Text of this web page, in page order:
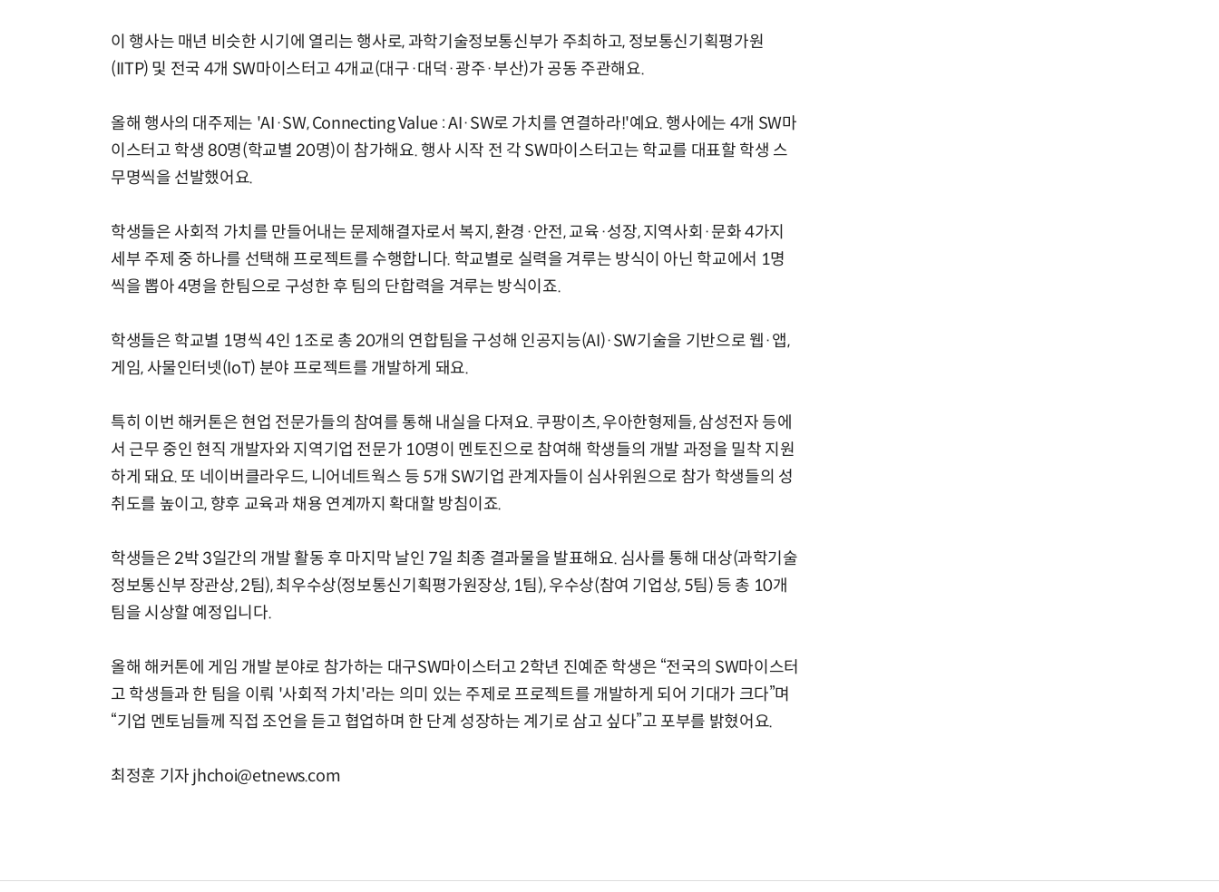
이 행사는 매년 비슷한 시기에 열리는 행사로, 과학기술정보통신부가 주최하고, 정보통신기획평가원
(IITP) 및 전국 4개 SW마이스터고 4개교(대구·대덕·광주·부산)가 공동 주관해요.
올해 행사의 대주제는 'AI·SW, Connecting Value : AI·SW로 가치를 연결하라!'예요. 행사에는 4개 SW마
이스터고 학생 80명(학교별 20명)이 참가해요. 행사 시작 전 각 SW마이스터고는 학교를 대표할 학생 스
무명씩을 선발했어요.
학생들은 사회적 가치를 만들어내는 문제해결자로서 복지, 환경·안전, 교육·성장, 지역사회·문화 4가지
세부 주제 중 하나를 선택해 프로젝트를 수행합니다. 학교별로 실력을 겨루는 방식이 아닌 학교에서 1명
씩을 뽑아 4명을 한팀으로 구성한 후 팀의 단합력을 겨루는 방식이죠.
학생들은 학교별 1명씩 4인 1조로 총 20개의 연합팀을 구성해 인공지능(AI)·SW기술을 기반으로 웹·앱,
게임, 사물인터넷(IoT) 분야 프로젝트를 개발하게 돼요.
특히 이번 해커톤은 현업 전문가들의 참여를 통해 내실을 다져요. 쿠팡이츠, 우아한형제들, 삼성전자 등에
서 근무 중인 현직 개발자와 지역기업 전문가 10명이 멘토진으로 참여해 학생들의 개발 과정을 밀착 지원
하게 돼요. 또 네이버클라우드, 니어네트웍스 등 5개 SW기업 관계자들이 심사위원으로 참가 학생들의 성
취도를 높이고, 향후 교육과 채용 연계까지 확대할 방침이죠.
학생들은 2박 3일간의 개발 활동 후 마지막 날인 7일 최종 결과물을 발표해요. 심사를 통해 대상(과학기술
정보통신부 장관상, 2팀), 최우수상(정보통신기획평가원장상, 1팀), 우수상(참여 기업상, 5팀) 등 총 10개
팀을 시상할 예정입니다.
올해 해커톤에 게임 개발 분야로 참가하는 대구SW마이스터고 2학년 진예준 학생은 “전국의 SW마이스터
고 학생들과 한 팀을 이뤄 '사회적 가치'라는 의미 있는 주제로 프로젝트를 개발하게 되어 기대가 크다”며
“기업 멘토님들께 직접 조언을 듣고 협업하며 한 단계 성장하는 계기로 삼고 싶다”고 포부를 밝혔어요.
최정훈 기자 jhchoi@etnews.com